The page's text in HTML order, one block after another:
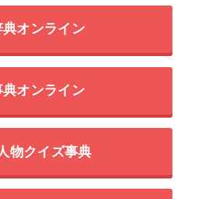
オンライン
オンライン
物クイズ事典